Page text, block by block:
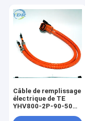
Câble de remplissage
électrique de TE
YHV800-2P-90-50M-